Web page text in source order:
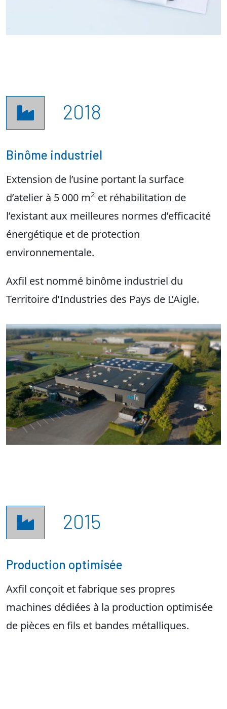
 2018
Binôme industriel
Extension de l’usine portant la surface
d’atelier à 5 000 m2 et réhabilitation de
l’existant aux meilleures normes d’efficacité
énergétique et de protection
environnementale.
Axfil est nommé binôme industriel du
Territoire d’Industries des Pays de L’Aigle.
 2015
Production optimisée
Axfil conçoit et fabrique ses propres
machines dédiées à la production optimisée
de pièces en fils et bandes métalliques.